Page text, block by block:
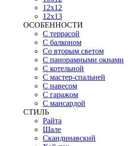
12х12
12х13
ОСОБЕННОСТИ
С террасой
С балконом
Со вторым светом
С панорамными окнами
С котельной
С мастер-спальней
С навесом
С гаражом
С мансардой
СТИЛЬ
Райта
Шале
Скандинавский